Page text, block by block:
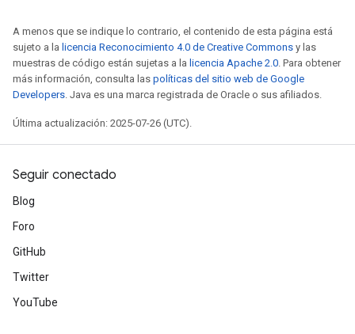
A menos que se indique lo contrario, el contenido de esta página está
sujeto a la licencia Reconocimiento 4.0 de Creative Commons y las
muestras de código están sujetas a la licencia Apache 2.0. Para obtener
más información, consulta las políticas del sitio web de Google
Developers. Java es una marca registrada de Oracle o sus afiliados.
Última actualización: 2025-07-26 (UTC).
Seguir conectado
Blog
Foro
GitHub
Twitter
YouTube